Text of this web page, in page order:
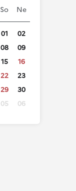
So Ne
01
02
08
09
15
16
22
23
29
30
05 06